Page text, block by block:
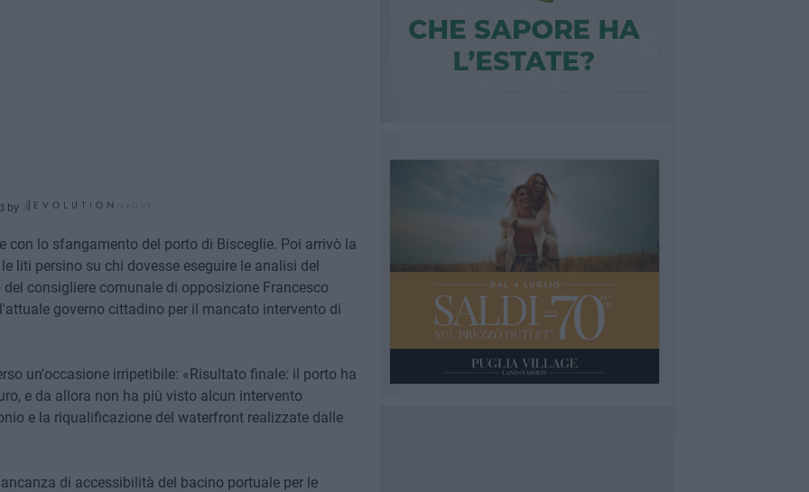
by
con lo sfangamento del porto di Bisceglie. Poi arrivò la
liti persino su chi dovesse eseguire le analisi del
consigliere comunale di opposizione Francesco
governo cittadino per il mancato intervento di
un'occasione irripetibile: «Risultato finale: il porto ha
e da allora non ha più visto alcun intervento
e la riqualificazione del waterfront realizzate dalle
di accessibilità del bacino portuale per le